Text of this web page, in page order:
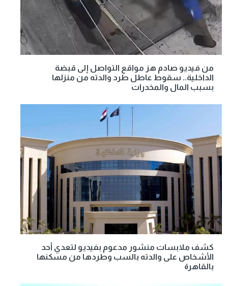
من فيديو صادم هز مواقع التواصل إلى قبضة
الداخلية.. سقوط عاطل طرد والدته من منزلها
بسبب المال والمخدرات
كشف ملابسات منشور مدعوم بفيديو لتعدي أحد
الأشخاص على والدته بالسب وطردها من مسكنها
بالقاهرة